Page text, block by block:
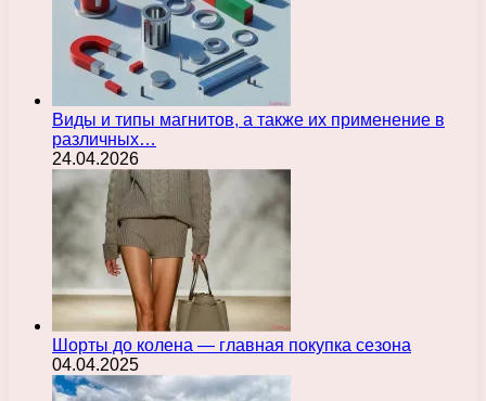
Виды и типы магнитов, а также их применение в
различных…
24.04.2026
Шорты до колена — главная покупка сезона
04.04.2025